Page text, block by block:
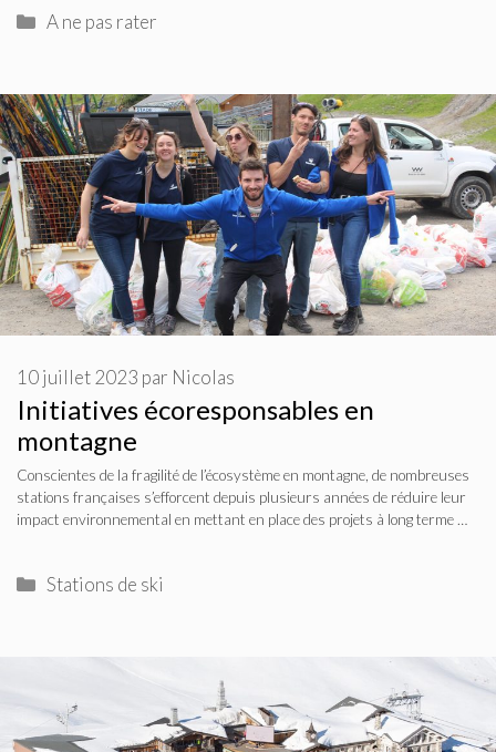
Catégories
A ne pas rater
Initiatives écoresponsables en
montagne
10 juillet 2023 par Nicolas
Conscientes de la fragilité de l’écosystème en montagne, de nombreuses
stations françaises s’efforcent depuis plusieurs années de réduire leur
impact environnemental en mettant en place des projets à long terme …
Catégories
Stations de ski